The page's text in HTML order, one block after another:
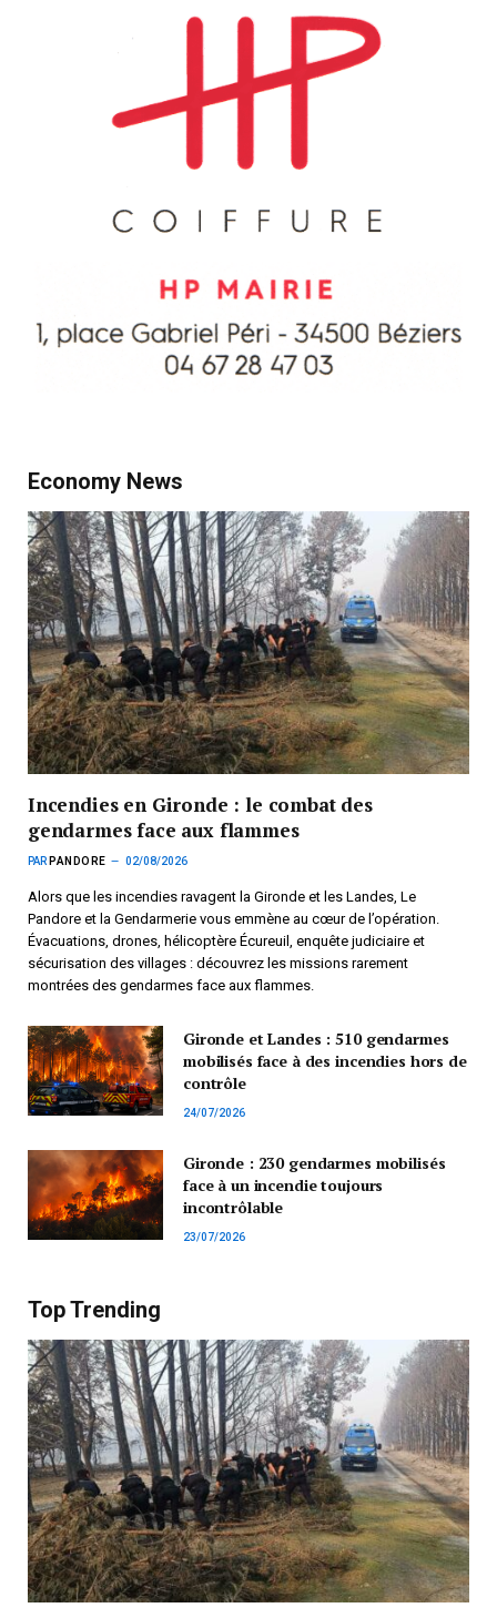
Economy News
Incendies en Gironde : le combat des
gendarmes face aux flammes
PAR PANDORE 02/08/2026
Alors que les incendies ravagent la Gironde et les Landes, Le
Pandore et la Gendarmerie vous emmène au cœur de l’opération.
Évacuations, drones, hélicoptère Écureuil, enquête judiciaire et
sécurisation des villages : découvrez les missions rarement
montrées des gendarmes face aux flammes.
Gironde et Landes : 510 gendarmes
mobilisés face à des incendies hors de
contrôle
24/07/2026
Gironde : 230 gendarmes mobilisés
face à un incendie toujours
incontrôlable
23/07/2026
Top Trending